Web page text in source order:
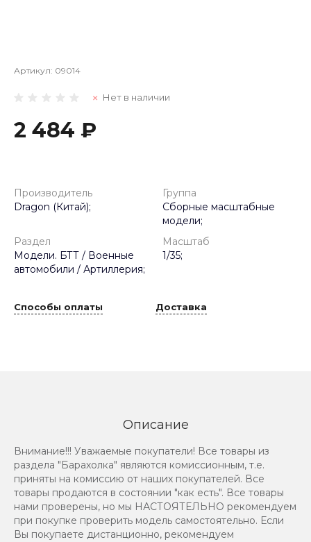
Артикул: 09014
Нет в наличии
2 484 ₽
Производитель
Dragon (Китай);
Группа
Сборные масштабные
модели;
Раздел
Модели. БТТ / Военные
автомобили / Артиллерия;
Масштаб
1/35;
Способы оплаты Доставка
Описание
Внимание!!! Уважаемые покупатели! Все товары из
раздела "Барахолка" являются комиссионным, т.е.
приняты на комиссию от наших покупателей. Все
товары продаются в состоянии "как есть". Все товары
нами проверены, но мы НАСТОЯТЕЛЬНО рекомендуем
при покупке проверить модель самостоятельно. Если
Вы покупаете дистанционно, рекомендуем